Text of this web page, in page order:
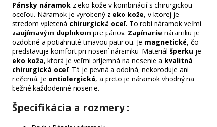
Pánsky náramok z eko kože v kombinácií s chirurgickou
oceľou. Náramok je vyrobený z eko kože, v ktorej je
stredom vpletená chirurgická oceľ. To robí náramok veľmi
zaujímavým doplnkom pre pánov. Zapínanie náramku je
ozdobné a potiahnuté tmavou patinou. Je magnetické, čo
predstavuje komfort pri nosení náramku. Materiál šperku je
eko koža, ktorá je veľmi príjemná na nosenie a kvalitná
chirurgická oceľ. Tá je pevná a odolná, nekoroduje ani
nečerná. Je antialergická, a preto je náramok vhodný na
bežné každodenné nosenie.
Špecifikácia a rozmery :